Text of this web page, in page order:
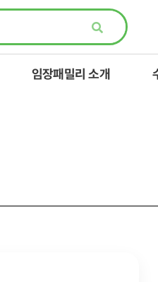
임장패밀리 소개